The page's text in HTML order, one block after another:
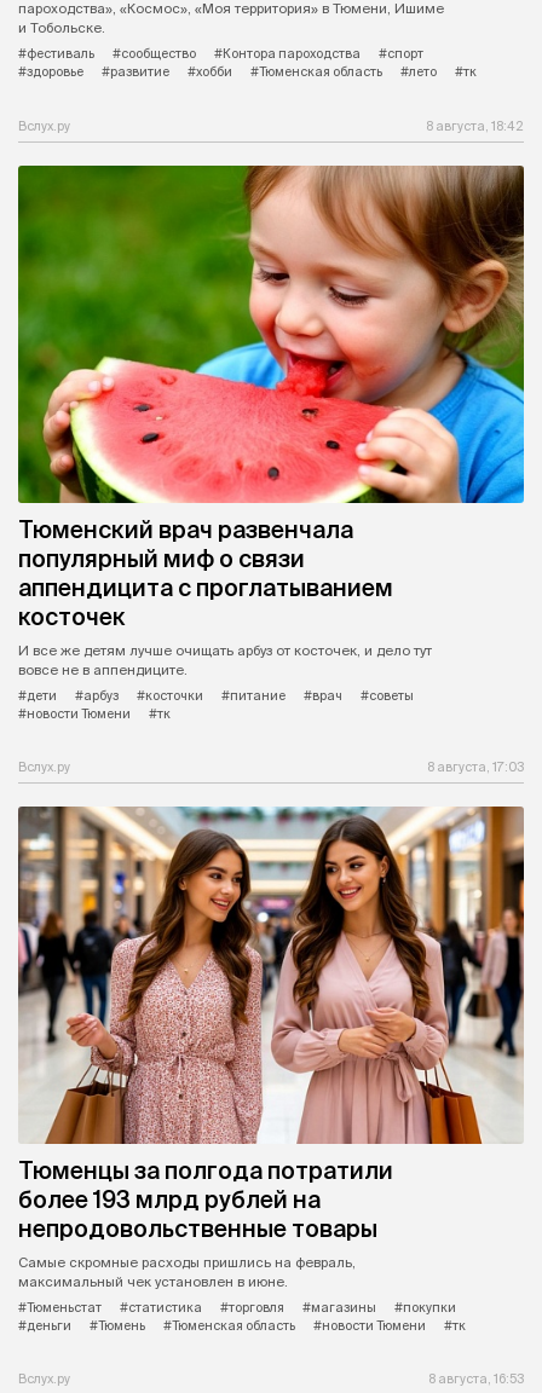
пароходства», «Космос», «Моя территория» в Тюмени, Ишиме
и Тобольске.
#фестиваль
#сообщество #Контора пароходства
#спорт
#здоровье
#развитие #хобби #Тюменская область #лето #тк
Вслух.ру 8 августа, 18:42
Тюменский врач развенчала
популярный миф о связи
аппендицита с проглатыванием
косточек
И все же детям лучше очищать арбуз от косточек, и дело тут
вовсе не в аппендиците.
#дети
#арбуз #косточки #питание #врач
#советы
#новости Тюмени
#тк
Вслух.ру 8 августа, 17:03
Тюменцы за полгода потратили
более 193 млрд рублей на
непродовольственные товары
Самые скромные расходы пришлись на февраль,
максимальный чек установлен в июне.
#Тюменьстат
#статистика #торговля #магазины
#покупки
#деньги
#Тюмень #Тюменская область #новости Тюмени #тк
Вслух.ру 8 августа, 16:53